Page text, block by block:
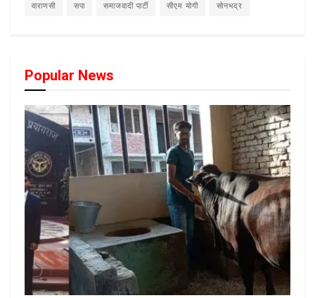
वाराणसी सपा समाजवादी पार्टी सीएम योगी सोनभद्र
Popular News